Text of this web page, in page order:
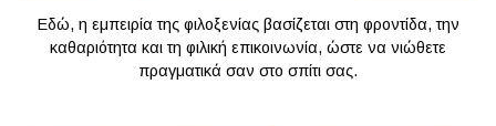
Εδώ, η εμπειρία της φιλοξενίας βασίζεται στη φροντίδα, την
καθαριότητα και τη φιλική επικοινωνία, ώστε να νιώθετε
πραγματικά σαν στο σπίτι σας.